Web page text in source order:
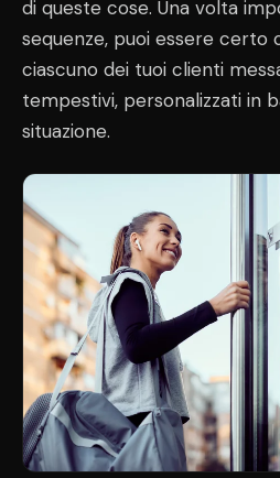
di queste cose. Una volta
sequenze, puoi essere certo
ciascuno dei tuoi clienti
tempestivi, personalizzati in
situazione.